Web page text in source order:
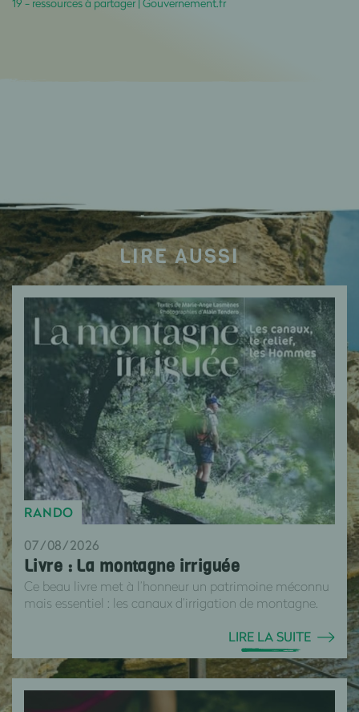
LIRE AUSSI
RANDO
07/08/2026
Livre : La montagne irriguée
Ce beau livre met à l’honneur un patrimoine méconnu
mais essentiel : les canaux d’irrigation de montagne.
LIRE LA SUITE